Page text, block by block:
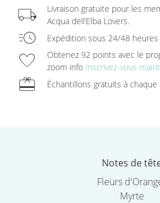
local_shipping
Livraison gratuite pour les
Acqua dell’Elba Lovers.
acute Expédition sous 24/48 heures
favorite
Obtenez 92 points avec le
zoom info Inscrivez-vous
redeem Échantillons gratuits à chaque
Notes de
Fleurs
Myrte